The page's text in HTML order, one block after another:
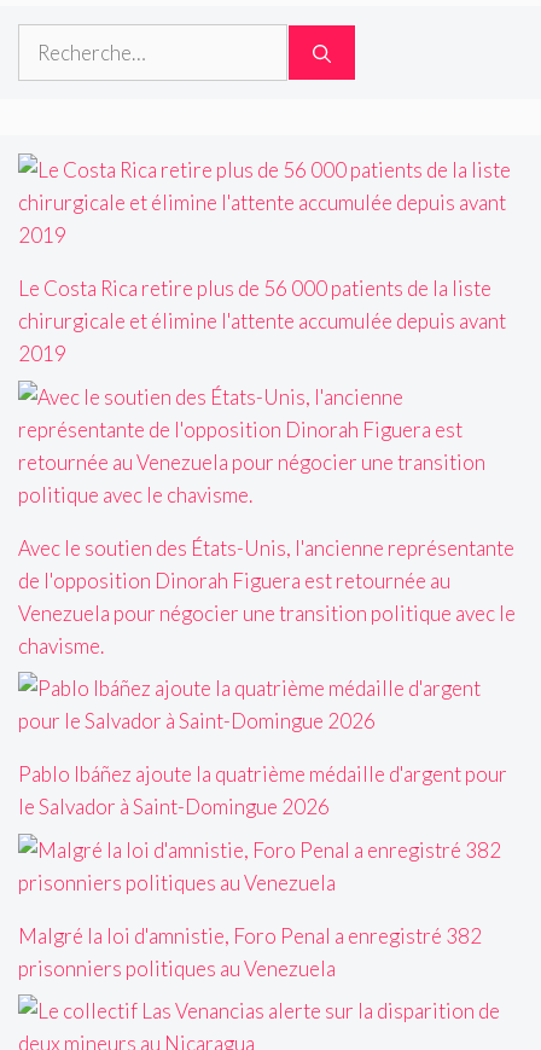
Rechercher :
Le Costa Rica retire plus de 56 000 patients de la liste
chirurgicale et élimine l'attente accumulée depuis avant
2019
Avec le soutien des États-Unis, l'ancienne représentante
de l'opposition Dinorah Figuera est retournée au
Venezuela pour négocier une transition politique avec le
chavisme.
Pablo Ibáñez ajoute la quatrième médaille d'argent pour
le Salvador à Saint-Domingue 2026
Malgré la loi d'amnistie, Foro Penal a enregistré 382
prisonniers politiques au Venezuela